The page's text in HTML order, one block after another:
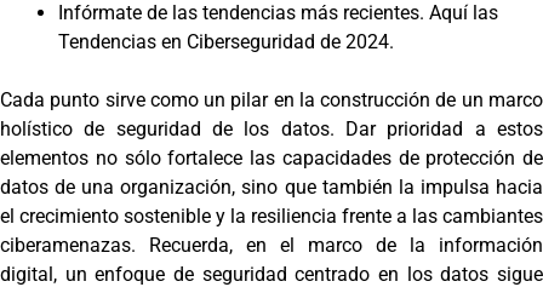
Infórmate de las tendencias más recientes. Aquí las
Tendencias en Ciberseguridad de 2024.
Cada punto sirve como un pilar en la construcción de un marco
holístico de seguridad de los datos. Dar prioridad a estos
elementos no sólo fortalece las capacidades de protección de
datos de una organización, sino que también la impulsa hacia
el crecimiento sostenible y la resiliencia frente a las cambiantes
ciberamenazas. Recuerda, en el marco de la información
digital, un enfoque de seguridad centrado en los datos sigue